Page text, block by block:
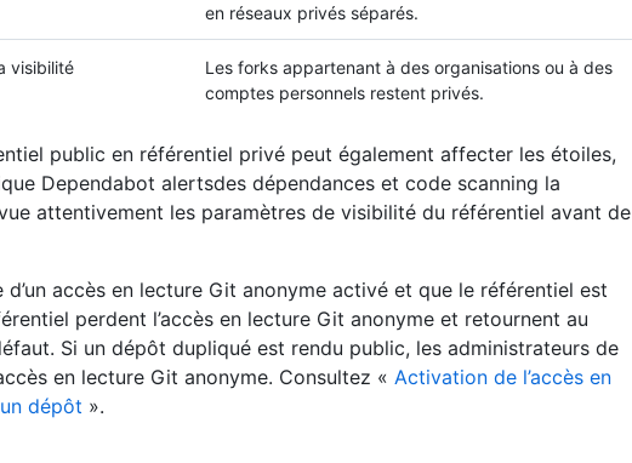
en réseaux privés séparés.
visibilité
Les forks appartenant à des organisations ou à des
comptes personnels restent privés.
public en référentiel privé peut également affecter les étoiles,
Dependabot alertsdes dépendances et code scanning la
attentivement les paramètres de visibilité du référentiel avant de
accès en lecture Git anonyme activé et que le référentiel est
perdent l’accès en lecture Git anonyme et retournent au
Si un dépôt dupliqué est rendu public, les administrateurs de
en lecture Git anonyme. Consultez « Activation de l’accès en
dépôt ».